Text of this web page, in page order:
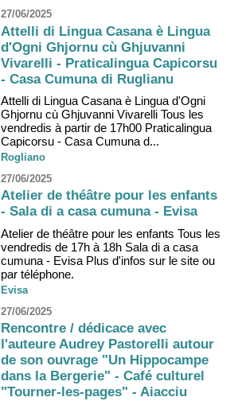
27/06/2025
Attelli di Lingua Casana è Lingua
d'Ogni Ghjornu cù Ghjuvanni
Vivarelli - Praticalingua Capicorsu
- Casa Cumuna di Ruglianu
Attelli di Lingua Casana è Lingua d'Ogni
Ghjornu cù Ghjuvanni Vivarelli Tous les
vendredis à partir de 17h00 Praticalingua
Capicorsu - Casa Cumuna d...
Rogliano
27/06/2025
Atelier de théâtre pour les enfants
- Sala di a casa cumuna - Evisa
Atelier de théâtre pour les enfants Tous les
vendredis de 17h à 18h Sala di a casa
cumuna - Evisa Plus d'infos sur le site ou
par téléphone.
Evisa
27/06/2025
Rencontre / dédicace avec
l'auteure Audrey Pastorelli autour
de son ouvrage "Un Hippocampe
dans la Bergerie" - Café culturel
"Tourner-les-pages" - Aiacciu